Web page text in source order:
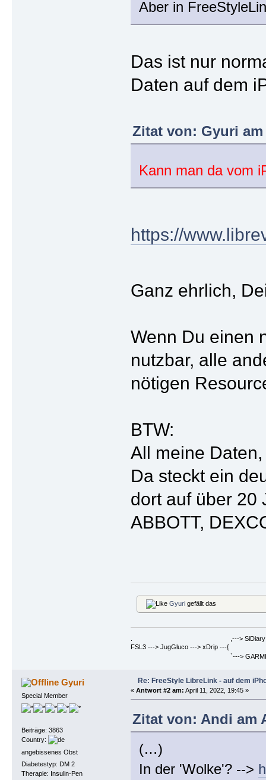
Aber in
Das ist nur
Daten auf dem
Zitat von: Gyuri am
Kann man da vom
https://
Ganz ehrlich,
Wenn Du einen
nutzbar, alle
nötigen
BTW:
All meine
Da steckt ein
dort auf über 20
ABBOTT,
Gyurigefällt das
. ,---> SiDiary ==>
FSL3 ---> JugGluco ---> xDrip ---{
`---> GARMIN Fenix6PRO
Gyuri
Special Member
Beiträge: 3863
Country:
angebissenes Obst
Diabetestyp: DM 2
Therapie: Insulin-Pen
Re: FreeStyle LibreLink - auf dem
« Antwort #2 am: April 11, 2022, 19:45 »
Zitat von: Andi am
(…)
In der 'Wolke'? -->